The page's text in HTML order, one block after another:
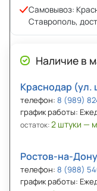
Самовывоз:
Ставрополь,
Наличие в
Краснодар (ул.
телефон: 8 (989)
график работы:
остаток:2 штуки —
Ростов-на-
телефон: 8 (988)
график работы: